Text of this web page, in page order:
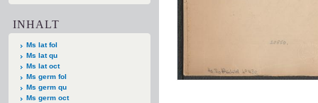
INHALT
Ms lat fol
Ms lat qu
Ms lat oct
Ms germ fol
Ms germ qu
Ms germ oct